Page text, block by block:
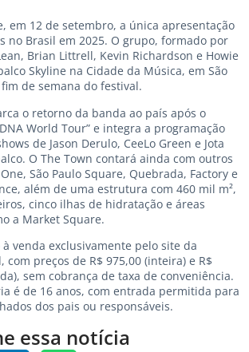
em 12 de setembro, a única apresentação
no Brasil em 2025. O grupo, formado por
Brian Littrell, Kevin Richardson e Howie
Skyline na Cidade da Música, em São
de semana do festival.
o retorno da banda ao país após o
World Tour” e integra a programação
de Jason Derulo, CeeLo Green e Jota
O The Town contará ainda com outros
São Paulo Square, Quebrada, Factory e
além de uma estrutura com 460 mil m²,
cinco ilhas de hidratação e áreas
a Market Square.
à venda exclusivamente pelo site da
com preços de R$ 975,00 (inteira) e R$
sem cobrança de taxa de conveniência.
é de 16 anos, com entrada permitida para
dos pais ou responsáveis.
essa notícia